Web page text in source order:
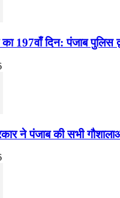
197वाँ दिन: पंजाब पुलिस
ने पंजाब की सभी